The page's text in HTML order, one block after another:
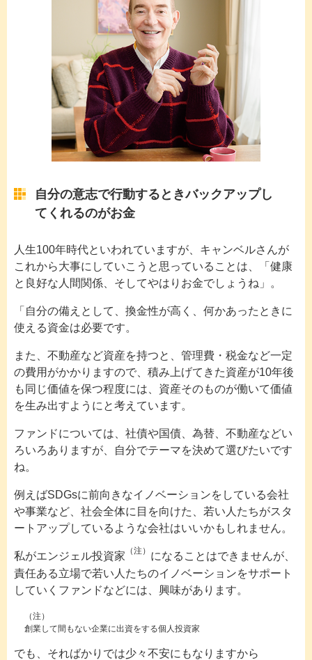
自分の意志で行動するときバックアップし
てくれるのがお金
人生100年時代といわれていますが、キャンベルさんが
これから大事にしていこうと思っていることは、「健康
と良好な人間関係、そしてやはりお金でしょうね」。
「自分の備えとして、換金性が高く、何かあったときに
使える資金は必要です。
また、不動産など資産を持つと、管理費・税金など一定
の費用がかかりますので、積み上げてきた資産が10年後
も同じ価値を保つ程度には、資産そのものが働いて価値
を生み出すようにと考えています。
ファンドについては、社債や国債、為替、不動産などい
ろいろありますが、自分でテーマを決めて選びたいです
ね。
例えばSDGsに前向きなイノベーションをしている会社
や事業など、社会全体に目を向けた、若い人たちがスタ
ートアップしているような会社はいいかもしれません。
私がエンジェル投資家 （注） になることはできませんが、
責任ある立場で若い人たちのイノベーションをサポート
していくファンドなどには、興味があります。
（注）
創業して間もない企業に出資をする個人投資家
でも、そればかりでは少々不安にもなりますから